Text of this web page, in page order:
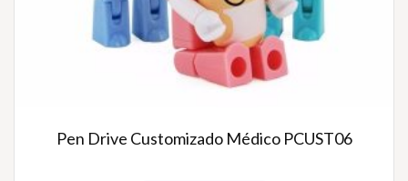
Pen Drive Customizado Médico PCUST06